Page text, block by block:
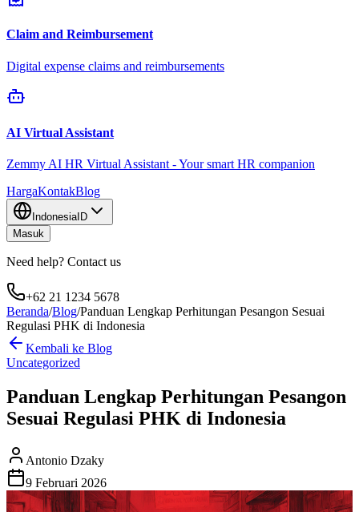
Claim and Reimbursement
Digital expense claims and reimbursements
AI Virtual Assistant
Zemmy AI HR Virtual Assistant - Your smart HR companion
HargaKontakBlog
IndonesiaID
Masuk
Need help? Contact us
+62 21 1234 5678
Beranda/Blog/Panduan Lengkap Perhitungan Pesangon Sesuai
Regulasi PHK di Indonesia
Kembali ke Blog
Uncategorized
Panduan Lengkap Perhitungan Pesangon
Sesuai Regulasi PHK di Indonesia
Antonio Dzaky
9 Februari 2026